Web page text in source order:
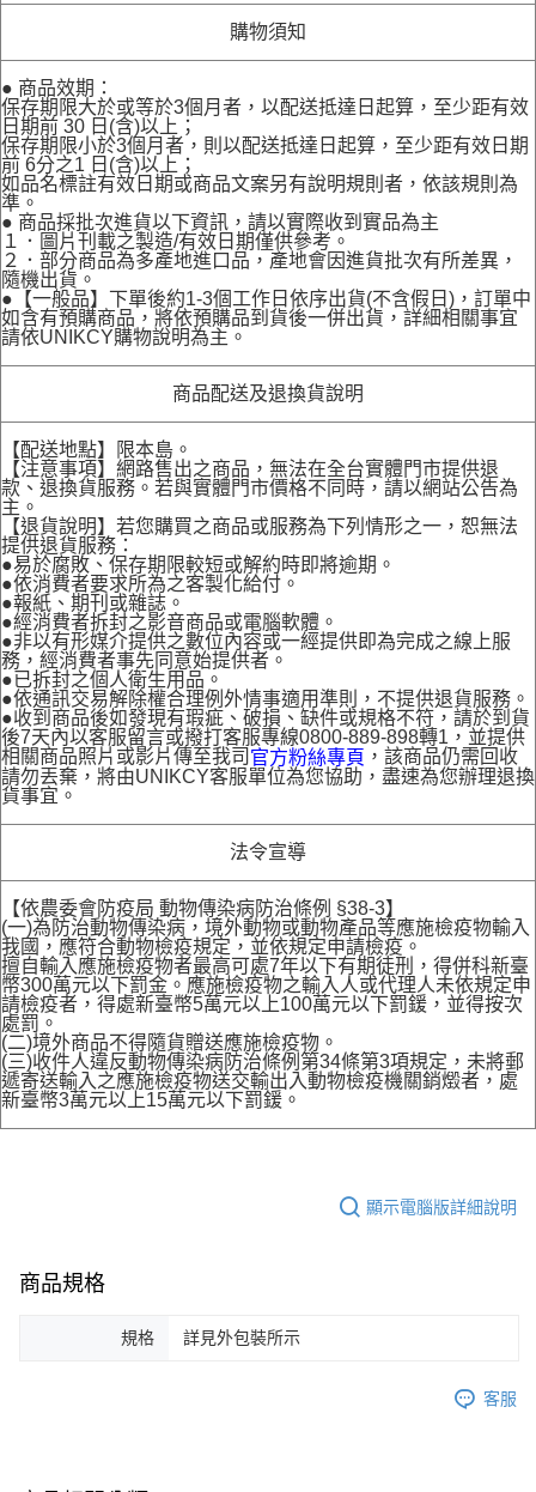
購物須知
● 商品效期：
保存期限大於或等於3個月者，以配送抵達日起算，至少距有效
日期前 30 日(含)以上；
保存期限小於3個月者，則以配送抵達日起算，至少距有效日期
前 6分之1 日(含)以上；
如品名標註有效日期或商品文案另有說明規則者，依該規則為
準。
● 商品採批次進貨以下資訊，請以實際收到實品為主
１．圖片刊載之製造/有效日期僅供參考。
２．部分商品為多產地進口品，產地會因進貨批次有所差異，
隨機出貨。
●【一般品】下單後約1-3個工作日依序出貨(不含假日)，訂單中
如含有預購商品，將依預購品到貨後一併出貨，詳細相關事宜
請依UNIKCY購物說明為主。
商品配送及退換貨說明
【配送地點】限本島。
【注意事項】網路售出之商品，無法在全台實體門市提供退
款、退換貨服務。若與實體門市價格不同時，請以網站公告為
主。
【退貨說明】若您購買之商品或服務為下列情形之一，恕無法
提供退貨服務：
●易於腐敗、保存期限較短或解約時即將逾期。
●依消費者要求所為之客製化給付。
●報紙、期刊或雜誌。
●經消費者拆封之影音商品或電腦軟體。
●非以有形媒介提供之數位內容或一經提供即為完成之線上服
務，經消費者事先同意始提供者。
●已拆封之個人衛生用品。
●依通訊交易解除權合理例外情事適用準則，不提供退貨服務。
●收到商品後如發現有瑕疵、破損、缺件或規格不符，請於到貨
後7天內以客服留言或撥打客服專線0800-889-898轉1，並提供
相關商品照片或影片傳至我司 官方粉絲專頁 ，該商品仍需回收
請勿丟棄，將由UNIKCY客服單位為您協助，盡速為您辦理退換
貨事宜。
法令宣導
【依農委會防疫局 動物傳染病防治條例 §38-3】
(一)為防治動物傳染病，境外動物或動物產品等應施檢疫物輸入
我國，應符合動物檢疫規定，並依規定申請檢疫。
擅自輸入應施檢疫物者最高可處7年以下有期徒刑，得併科新臺
幣300萬元以下罰金。應施檢疫物之輸入人或代理人未依規定申
請檢疫者，得處新臺幣5萬元以上100萬元以下罰鍰，並得按次
處罰。
(二)境外商品不得隨貨贈送應施檢疫物。
(三)收件人違反動物傳染病防治條例第34條第3項規定，未將郵
遞寄送輸入之應施檢疫物送交輸出入動物檢疫機關銷燬者，處
新臺幣3萬元以上15萬元以下罰鍰。
顯示電腦版詳細說明
商品規格
規格 詳見外包裝所示
客服